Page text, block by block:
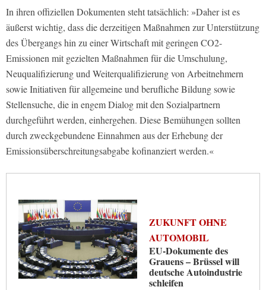
In ihren offiziellen Dokumenten steht tatsächlich: »Daher ist es
äußerst wichtig, dass die derzeitigen Maßnahmen zur Unterstützung
des Übergangs hin zu einer Wirtschaft mit geringen CO2-
Emissionen mit gezielten Maßnahmen für die Umschulung,
Neuqualifizierung und Weiterqualifizierung von Arbeitnehmern
sowie Initiativen für allgemeine und berufliche Bildung sowie
Stellensuche, die in engem Dialog mit den Sozialpartnern
durchgeführt werden, einhergehen. Diese Bemühungen sollten
durch zweckgebundene Einnahmen aus der Erhebung der
Emissionsüberschreitungsabgabe kofinanziert werden.«
ZUKUNFT OHNE
AUTOMOBIL
EU-Dokumente des
Grauens – Brüssel will
deutsche Autoindustrie
schleifen